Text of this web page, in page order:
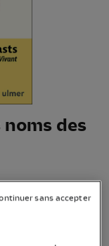
des
et
sans accepter